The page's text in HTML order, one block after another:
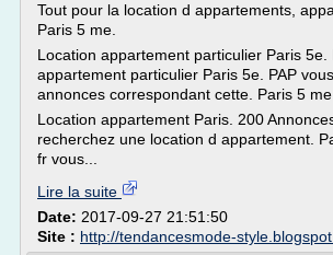
Tout pour la location d appartements,
Paris 5 me.
Location appartement particulier Paris 5e.
appartement particulier Paris 5e. PAP
annonces correspondant cette. Paris 5 me
Location appartement Paris. 200
recherchez une location d appartement.
fr vous...
Lire la suite
Date: 2017-09-27 21:51:50
Site : http://tendancesmode-